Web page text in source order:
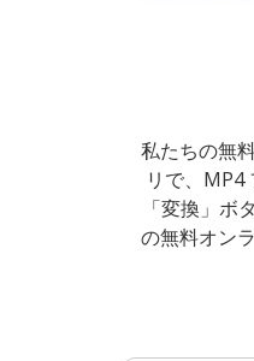
私たちの無
リで、MP4
「変換」
の無料オン